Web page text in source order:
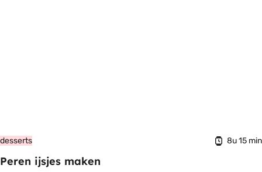
desserts 8u 15 min
Peren ijsjes maken